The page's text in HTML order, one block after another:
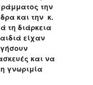
την
και την κ.
τη διάρκεια
είχαν
και να
γνωριμία